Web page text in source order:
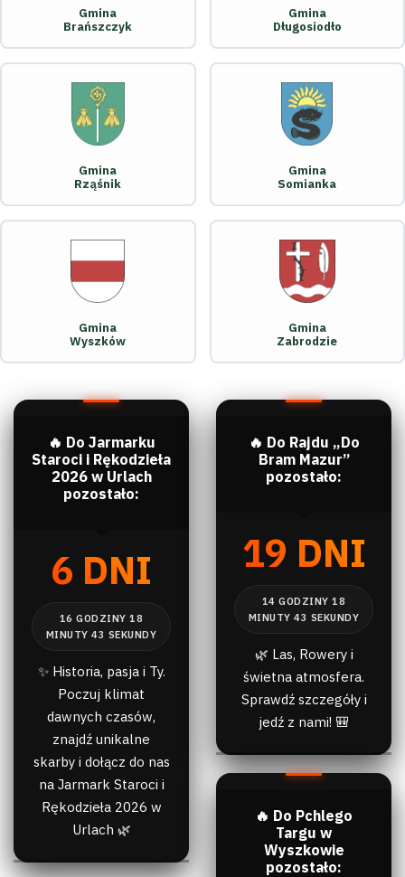
Gmina
Brańszczyk
Gmina
Długosiodło
Gmina
Rząśnik
Gmina
Somianka
Gmina
Wyszków
Gmina
Zabrodzie
🔥 Do Jarmarku
Staroci i Rękodzieła
2026 w Urlach
pozostało:
6 DNI
✨ Historia, pasja i Ty.
Poczuj klimat
dawnych czasów,
znajdź unikalne
skarby i dołącz do nas
na Jarmark Staroci i
Rękodzieła 2026 w
Urlach 🌿
🔥 Do Rajdu „Do
Bram Mazur”
pozostało:
19 DNI
🌿 Las, Rowery i
świetna atmosfera.
Sprawdź szczegóły i
jedź z nami! 🎒
🔥 Do Pchlego
Targu w
Wyszkowie
pozostało: